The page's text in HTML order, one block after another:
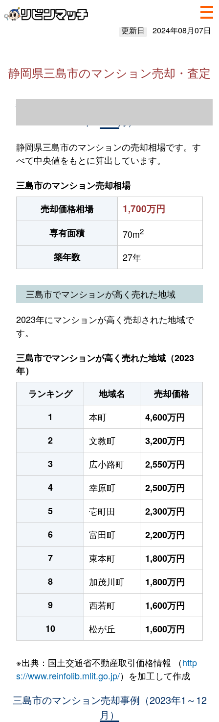
更新日 2024年08月07日
静岡県三島市のマンション売却・査定
静岡県三島市のマンション売却情報（2023
静岡県三島市のマンションの売却相場です。す
べて中央値をもとに算出しています。
三島市のマンション売却相場
売却価格相場
1,700万円
専有面積 70m2
築年数 27年
三島市でマンションが高く売れた地域
2023年にマンションが高く売却された地域で
す。
三島市でマンションが高く売れた地域（2023
年）
ランキング
地域名
売却価格
1
本町
4,600万円
2
文教町
3,200万円
3
広小路町
2,550万円
4
幸原町
2,500万円
5
壱町田
2,300万円
6
富田町
2,200万円
7
東本町
1,800万円
8
加茂川町
1,800万円
9
西若町
1,600万円
10
松が丘 1,600万円
※出典：国土交通省不動産取引価格情報 （http
s://www.reinfolib.mlit.go.jp/）を加工して作成
三島市のマンション売却事例（2023年1～12
月）